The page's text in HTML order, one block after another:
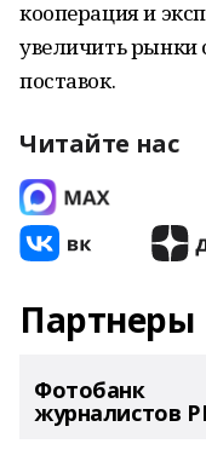
кооперация и
увеличить рынки
поставок.
Читайте нас
Партнеры
Фотобанк
журналистов